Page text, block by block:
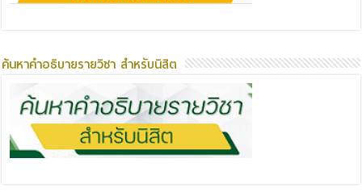
ค้นหาคำอธิบายรายวิชา สำหรับนิสิต